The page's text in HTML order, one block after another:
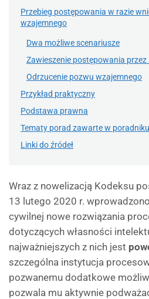
Przebieg postępowania w razie
wzajemnego
Dwa możliwe scenariusze
Zawieszenie postępowania przez
Odrzucenie pozwu wzajemnego
Przykład praktyczny
Podstawa prawna
Tematy porad zawarte w poradniku
Linki do źródeł
Wraz z nowelizacją Kodeksu
13 lutego 2020 r.
cywilnej nowe rozwiązania
dotyczących własności
najważniejszych z nich jest
szczególna instytucja
pozwanemu dodatkowe
pozwala mu aktywnie